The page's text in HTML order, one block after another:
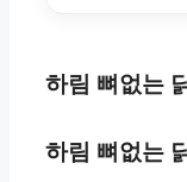
하림 뼈없는
하림 뼈없는